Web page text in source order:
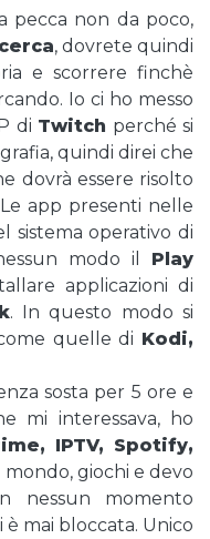
pecca non da poco,
, dovrete quindi
e scorrere finchè
Io ci ho messo
di Twitch perché si
quindi direi che
dovrà essere risolto
app presenti nelle
sistema operativo di
modo il Play
applicazioni di
. In questo modo si
quelle di Kodi,
sosta per 5 ore e
mi interessava, ho
IPTV, Spotify,
giochi e devo
nessun momento
è mai bloccata. Unico